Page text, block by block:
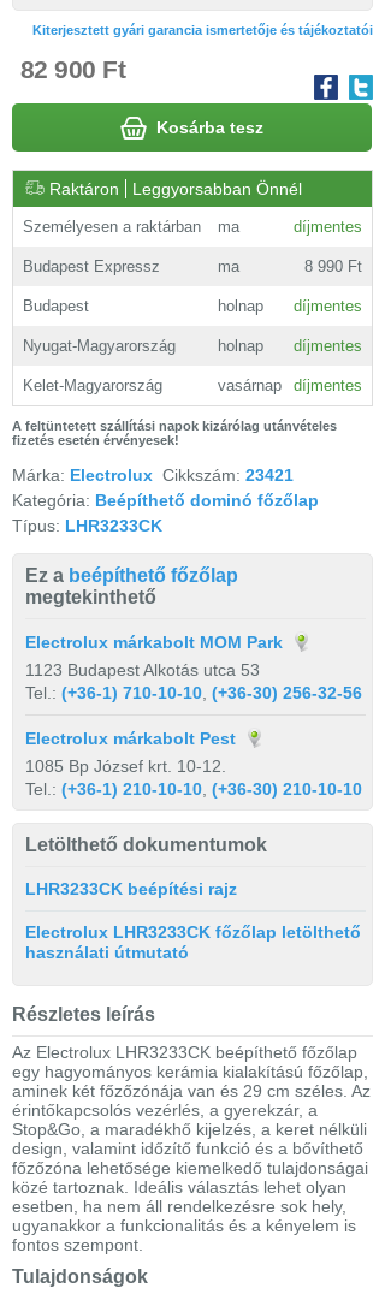
Kiterjesztett gyári garancia ismertetője és tájékoztatói
82 900 Ft
Kosárba tesz
Raktáron Leggyorsabban Önnél
Személyesen a raktárban ma díjmentes
Budapest Expressz ma 8 990 Ft
Budapest holnap díjmentes
Nyugat-Magyarország holnap díjmentes
Kelet-Magyarország vasárnap díjmentes
A feltüntetett szállítási napok kizárólag utánvételes
fizetés esetén érvényesek!
Márka: Electrolux Cikkszám: 23421
Kategória: Beépíthető dominó főzőlap
Típus: LHR3233CK
Ez a beépíthető főzőlap
megtekinthető
Electrolux márkabolt MOM Park
1123 Budapest Alkotás utca 53
Tel.: (+36-1) 710-10-10, (+36-30) 256-32-56
Electrolux márkabolt Pest
1085 Bp József krt. 10-12.
Tel.: (+36-1) 210-10-10, (+36-30) 210-10-10
Letölthető dokumentumok
LHR3233CK beépítési rajz
Electrolux LHR3233CK főzőlap letölthető
használati útmutató
Részletes leírás
Az Electrolux LHR3233CK beépíthető főzőlap
egy hagyományos kerámia kialakítású főzőlap,
aminek két főzőzónája van és 29 cm széles. Az
érintőkapcsolós vezérlés, a gyerekzár, a
Stop&Go, a maradékhő kijelzés, a keret nélküli
design, valamint időzítő funkció és a bővíthető
főzőzóna lehetősége kiemelkedő tulajdonságai
közé tartoznak. Ideális választás lehet olyan
esetben, ha nem áll rendelkezésre sok hely,
ugyanakkor a funkcionalitás és a kényelem is
fontos szempont.
Tulajdonságok